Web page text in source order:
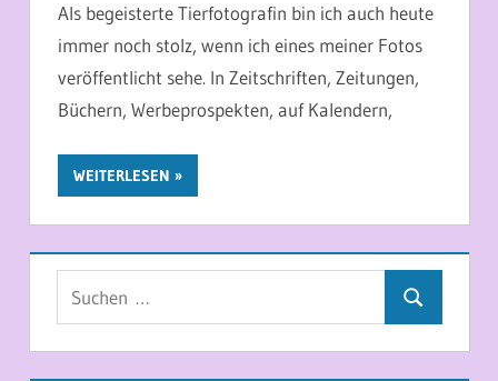
Als begeisterte Tierfotografin bin ich auch heute
immer noch stolz, wenn ich eines meiner Fotos
veröffentlicht sehe. In Zeitschriften, Zeitungen,
Büchern, Werbeprospekten, auf Kalendern,
WEITERLESEN
Suchen